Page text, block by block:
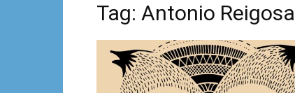
Tag: Antonio Reigosa